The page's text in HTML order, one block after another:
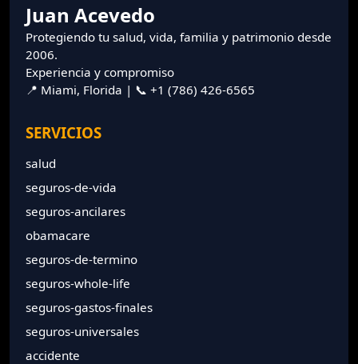
Juan Acevedo
Protegiendo tu salud, vida, familia y patrimonio desde
2006.
Experiencia y compromiso
📍 Miami, Florida | 📞 +1 (786) 426-6565
SERVICIOS
salud
seguros-de-vida
seguros-ancilares
obamacare
seguros-de-termino
seguros-whole-life
seguros-gastos-finales
seguros-universales
accidente